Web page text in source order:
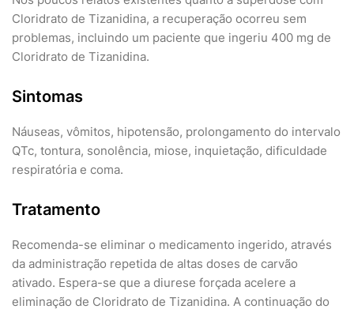
Cloridrato de Tizanidina, a recuperação ocorreu sem
problemas, incluindo um paciente que ingeriu 400 mg de
Cloridrato de Tizanidina.
Sintomas
Náuseas, vômitos, hipotensão, prolongamento do intervalo
QTc, tontura, sonolência, miose, inquietação, dificuldade
respiratória e coma.
Tratamento
Recomenda-se eliminar o medicamento ingerido, através
da administração repetida de altas doses de carvão
ativado. Espera-se que a diurese forçada acelere a
eliminação de Cloridrato de Tizanidina. A continuação do